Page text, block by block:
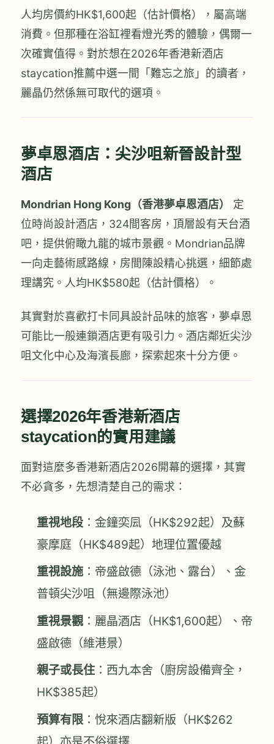
人均房價約HK$1,600起（估計價格），屬高端
消費。但那種在浴缸裡看燈光秀的體驗，偶爾一
次確實值得。對於想在2026年香港新酒店
staycation推薦中選一間「難忘之旅」的讀者，
麗晶仍然係無可取代的選項。
夢卓恩酒店：尖沙咀新晉設計型
酒店
Mondrian Hong Kong（香港夢卓恩酒店）
定
位時尚設計酒店，324間客房，頂層設有天台酒
吧，提供俯瞰九龍的城市景觀。Mondrian品牌
一向走藝術感路線，房間陳設精心挑選，細節處
理講究。人均HK$580起（估計價格）。
其實對於喜歡打卡同具設計品味的旅客，夢卓恩
可能比一般連鎖酒店更有吸引力。酒店鄰近尖沙
咀文化中心及海濱長廊，探索起來十分方便。
選擇2026年香港新酒店
staycation的實用建議
面對這麼多香港新酒店2026開幕的選擇，其實
不必貪多，先想清楚自己的需求：
重視地段：金鐘奕凨（HK$292起）及蘇
豪摩庭（HK$489起）地理位置優越
重視設施：帝盛啟德（泳池、露台）、金
普頓尖沙咀（無邊際泳池）
重視景觀：麗晶酒店（HK$1,600起）、帝
盛啟德（維港景）
親子或長住：西九本舍（廚房設備齊全，
HK$385起）
預算有限：悅來酒店翻新版（HK$262